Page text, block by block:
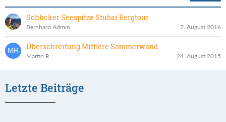
Schlicker Seespitze Stubai Bergtour
Bernhard Admin 7. August 2016
Überschreitung Mittlere Sommerwand
Martin R 24. August 2015
Letzte Beiträge